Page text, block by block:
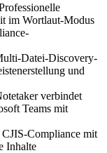
im Wortlaut-Modus
Datei-Discovery-
und
verbindet
Teams mit
Compliance mit
Inhalte